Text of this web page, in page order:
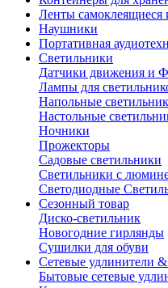
Ленты самоклеящиеся
Наушники
Портативная
Светильники
Датчики движения и
Лампы для
Напольные
Настольные
Ночники
Прожекторы
Садовые светильники
Светильники с
Светодиодные
Сезонный товар
Диско-светильник
Новогодние гирлянды
Сушилки для обуви
Сетевые удлинители
Бытовые сетевые